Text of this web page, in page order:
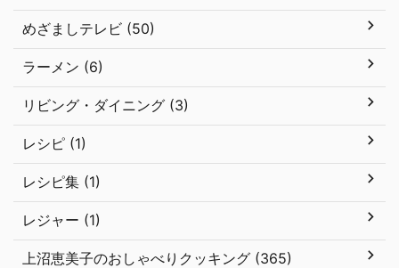
めざましテレビ (50)
ラーメン (6)
リビング・ダイニング (3)
レシピ (1)
レシピ集 (1)
レジャー (1)
上沼恵美子のおしゃべりクッキング (365)